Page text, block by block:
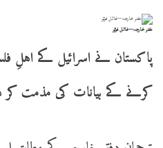
دفتر خارجہ—فائل فوٹو
پاکستان نے اسرائیل کے
کرنے کے بیانات کی مذمت